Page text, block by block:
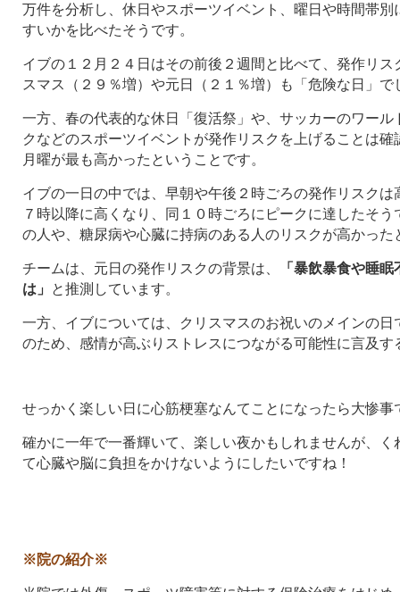
万件を分析し、休日やスポーツイベント、曜日や時間帯別
すいかを比べたそうです。
イブの１２月２４日はその前後２週間と比べて、発作リス
スマス（２９％増）や元日（２１％増）も「危険な日」で
一方、春の代表的な休日「復活祭」や、サッカーのワール
クなどのスポーツイベントが発作リスクを上げることは確
月曜が最も高かったということです。
イブの一日の中では、早朝や午後２時ごろの発作リスクは
７時以降に高くなり、同１０時ごろにピークに達したそ
の人や、糖尿病や心臓に持病のある人のリスクが高かった
チームは、元日の発作リスクの背景は、
「暴飲暴食や睡
は」
と推測しています。
一方、イブについては、クリスマスのお祝いのメインの日
のため、感情が高ぶりストレスにつながる可能性に言及す
せっかく楽しい日に心筋梗塞なんてことになったら大惨事
確かに一年で一番輝いて、楽しい夜かもしれませんが、く
て心臓や脳に負担をかけないようにしたいですね！
※院の紹介※